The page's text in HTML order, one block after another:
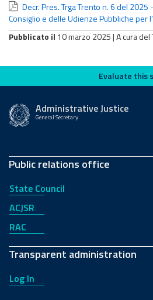
Decr. Pres. Trga Trento n. 6 del
Consiglio e delle Udienze Pubbliche per
Pubblicato il 10 marzo 2025 |A cura del
Evaluate this site
Evaluate this
Administrative Justice
General Secretary
Public relations office
State Council
ACJSR
RAC
Transparent administration
Log In